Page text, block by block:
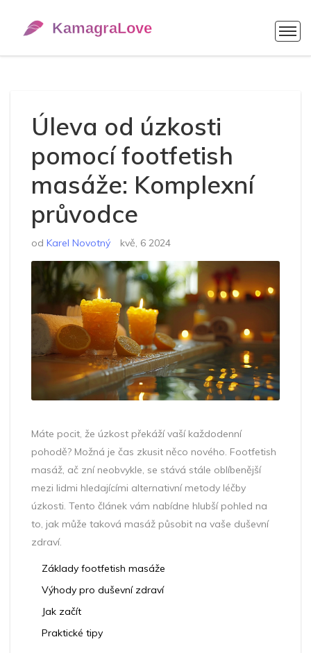
Úleva od úzkosti
pomocí footfetish
masáže: Komplexní
průvodce
od Karel Novotný kvě, 6 2024
Máte pocit, že úzkost překáží vaší každodenní
pohodě? Možná je čas zkusit něco nového. Footfetish
masáž, ač zní neobvykle, se stává stále oblíbenější
mezi lidmi hledajícími alternativní metody léčby
úzkosti. Tento článek vám nabídne hlubší pohled na
to, jak může taková masáž působit na vaše duševní
zdraví.
Základy footfetish masáže
Výhody pro duševní zdraví
Jak začít
Praktické tipy